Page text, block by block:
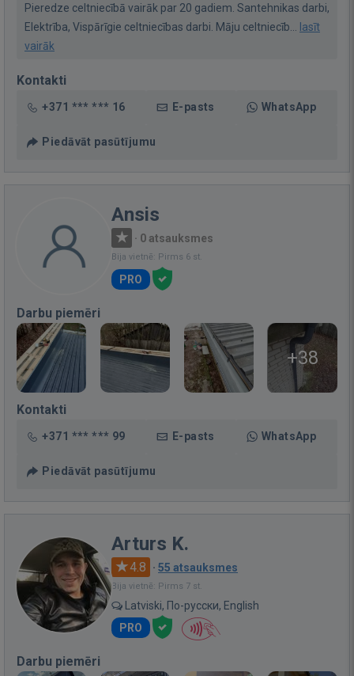
Pieredze celtniecībā vairāk par 20 gadiem. Santehnikas darbi,
Elektrība, Vispārīgie celtniecības darbi. Māju celtniecīb... lasīt
vairāk
Kontakti
+371 *** *** 16 E-pasts WhatsApp
Piedāvāt pasūtījumu
Ansis
· 0 atsauksmes
Bija vietnē: Pirms 6 st.
PRO
Darbu piemēri
+38
Kontakti
+371 *** *** 99 E-pasts WhatsApp
Piedāvāt pasūtījumu
Arturs K.
4.8 · 55 atsauksmes
Bija vietnē: Pirms 7 st.
Latviski, По-русски, English
PRO
Darbu piemēri